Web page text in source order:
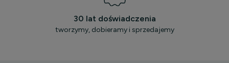
30 lat doświadczenia
tworzymy, dobieramy i sprzedajemy